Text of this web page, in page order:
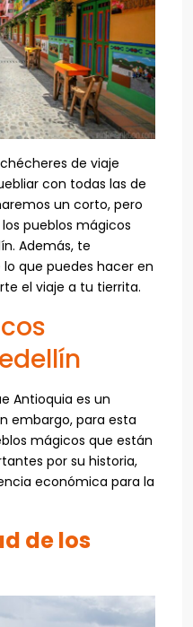
de viaje
con todas las de
un corto, pero
pueblos mágicos
Además, te
que puedes hacer en
el viaje a tu tierrita.
Antioquia es un
embargo, para esta
mágicos que están
por su historia,
económica para la
de los